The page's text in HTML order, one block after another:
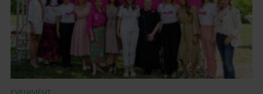
EVENIMENT